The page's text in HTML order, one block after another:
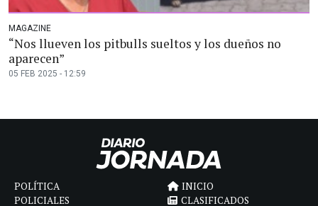
MAGAZINE
“Nos llueven los pitbulls sueltos y los dueños no
aparecen”
05 FEB 2025 - 12:59
POLÍTICA
POLICIALES
INICIO
CLASIFICADOS